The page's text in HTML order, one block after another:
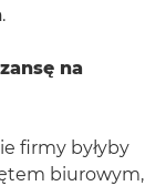
.
na
firmy byłyby
biurowym,